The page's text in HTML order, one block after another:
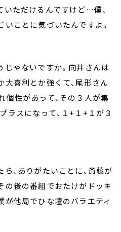
いただけるんですけど…僕、
いことに気づいたんですよ。
じゃないですか。向井さんは
大喜利とか強くて、尾形さん
個性があって、その３人が集
ラスになって、１+１+１が３
、ありがたいことに、斎藤が
の後の番組でおたけがドッキ
が他局でひな壇のバラエティ